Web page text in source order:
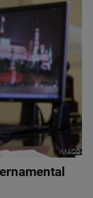
IMAGO